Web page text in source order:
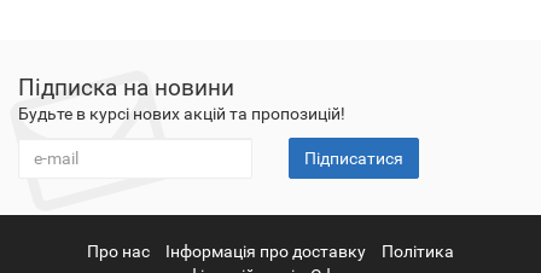
Підписка на новини
Будьте в курсі нових акцій та пропозицій!
Підписатися
Про нас Інформація про доставку
Політика